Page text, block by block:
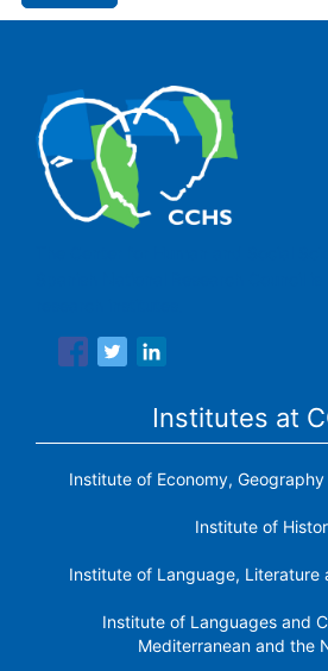
Institutes at
Institute of Economy,
Institute of
Institute of Language, Literature
Institute of Languages ​​and
Mediterranean and the